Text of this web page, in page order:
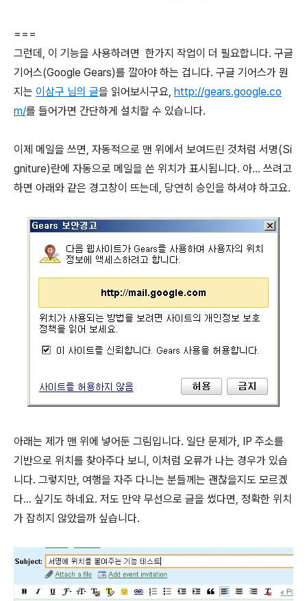
===
그런데, 이 기능을 사용하려면 한가지 작업이 더 필요합니다. 구글
기어스(Google Gears)를 깔아야 하는 겁니다. 구글 기어스가 뭔
지는 이삼구 님의 글을 읽어보시구요, http://gears.google.co
m/를 들어가면 간단하게 설치할 수 있습니다.
이제 메일을 쓰면, 자동적으로 맨 위에서 보여드린 것처럼 서명(Si
gniture)란에 자동으로 메일을 쓴 위치가 표시됩니다. 아... 쓰려고
하면 아래와 같은 경고창이 뜨는데, 당연히 승인을 하셔야 하고요.
아래는 제가 맨 위에 넣어둔 그림입니다. 일단 문제가, IP 주소를
기반으로 위치를 찾아주다 보니, 이처럼 오류가 나는 경우가 있습
니다. 그렇지만, 여행을 자주 다니는 분들께는 괜찮을지도 모르겠
다... 싶기도 하네요. 저도 만약 무선으로 글을 썼다면, 정확한 위치
가 잡히지 않았을까 싶습니다.